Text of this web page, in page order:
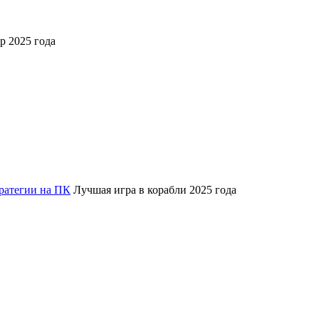
2025 года
на ПК Лучшая игра в корабли 2025 года